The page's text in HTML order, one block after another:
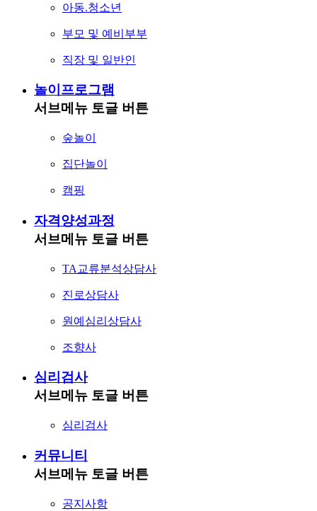
아동.청소년
부모 및 예비부부
직장 및 일반인
놀이프로그램
서브메뉴 토글 버튼
숲놀이
집단놀이
캠핑
자격양성과정
서브메뉴 토글 버튼
TA교류분석상담사
진로상담사
원예심리상담사
조향사
심리검사
서브메뉴 토글 버튼
심리검사
커뮤니티
서브메뉴 토글 버튼
공지사항